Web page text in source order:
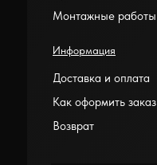
Монтажные работы
Информация
Доставка и оплата
Как оформить заказ
Возврат